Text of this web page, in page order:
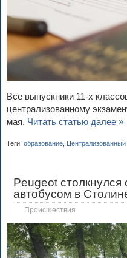
Все выпускники 11-х
централизованному
мая. Читать статью далее »
Теги: образование
Peugeot
автобусом в
Происшествия